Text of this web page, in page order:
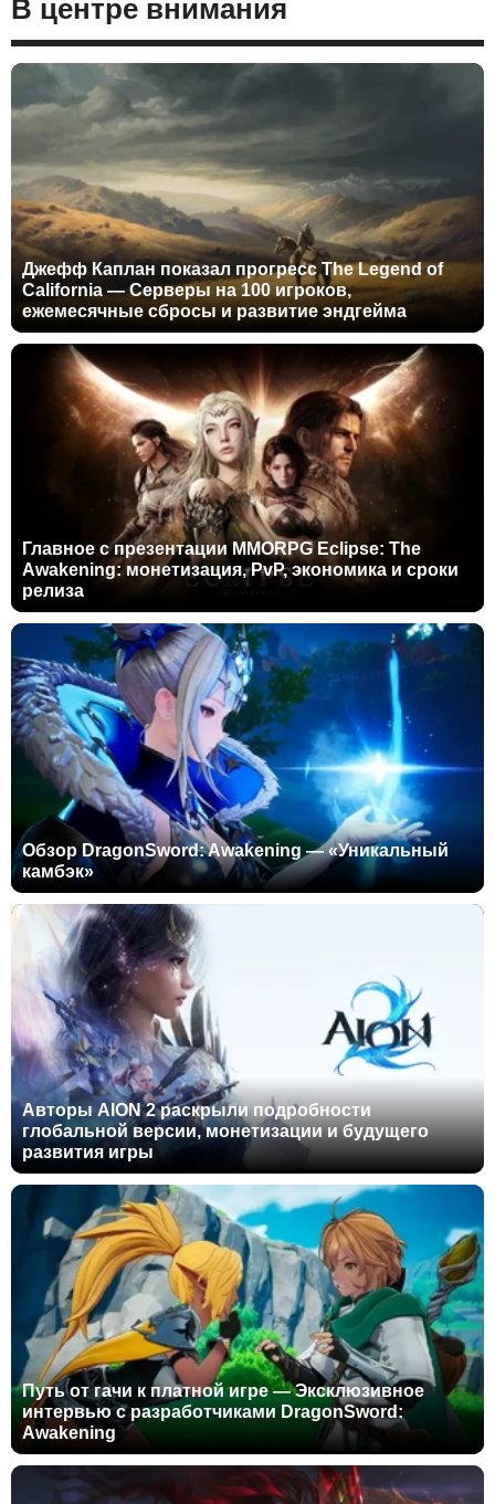
В центре внимания
Джефф Каплан показал прогресс The Legend of
California — Серверы на 100 игроков,
ежемесячные сбросы и развитие эндгейма
Главное с презентации MMORPG Eclipse: The
Awakening: монетизация, PvP, экономика и сроки
релиза
Обзор DragonSword: Awakening — «Уникальный
камбэк»
Авторы AION 2 раскрыли подробности
глобальной версии, монетизации и будущего
развития игры
Путь от гачи к платной игре — Эксклюзивное
интервью с разработчиками DragonSword:
Awakening